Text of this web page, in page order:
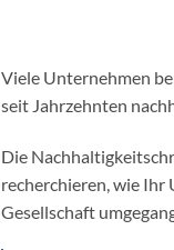
Viele Unternehmen
seit Jahrzehnten
Die
recherchieren, wie
Gesellschaft